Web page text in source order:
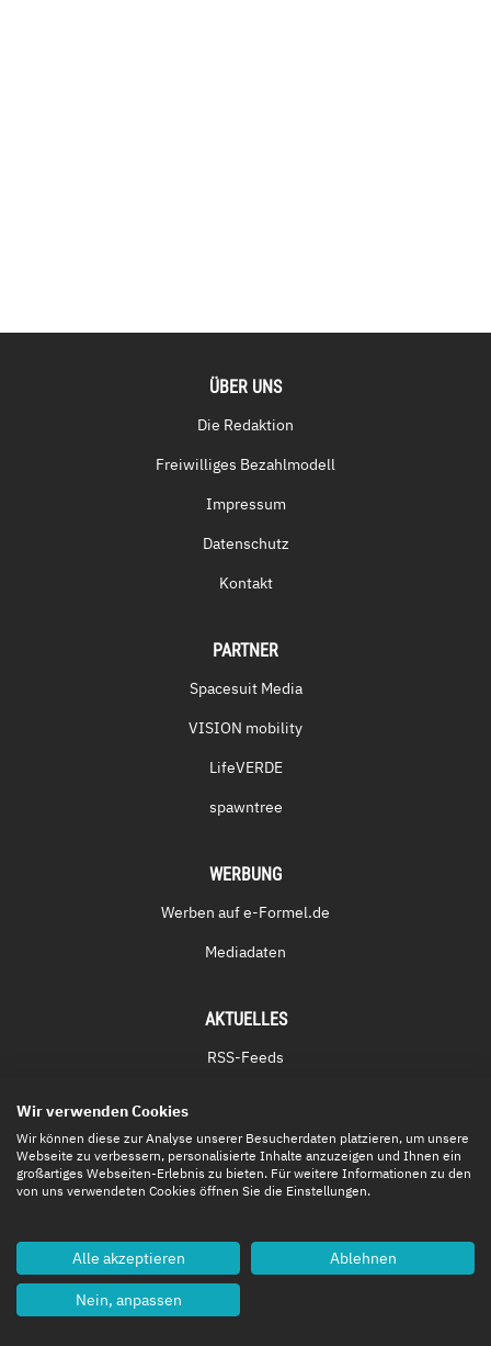
ÜBER UNS
Die Redaktion
Freiwilliges Bezahlmodell
Impressum
Datenschutz
Kontakt
PARTNER
Spacesuit Media
VISION mobility
LifeVERDE
spawntree
WERBUNG
Werben auf e-Formel.de
Mediadaten
AKTUELLES
RSS-Feeds
Kurzmeldungen
Ergebnisse
Wir verwenden Cookies
Wir können diese zur Analyse unserer Besucherdaten platzieren, um unsere
Webseite zu verbessern, personalisierte Inhalte anzuzeigen und Ihnen ein
großartiges Webseiten-Erlebnis zu bieten. Für weitere Informationen zu den
von uns verwendeten Cookies öffnen Sie die Einstellungen.
Alle akzeptieren Ablehnen
Nein, anpassen